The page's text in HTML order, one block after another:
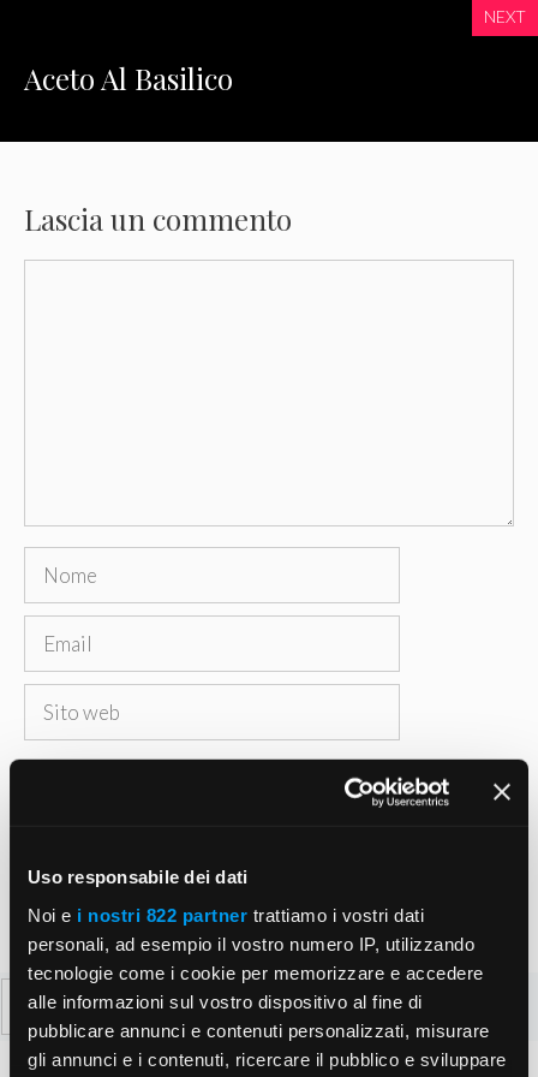
Uso responsabile dei dati
Noi e i nostri 822 partner trattiamo i vostri dati
personali, ad esempio il vostro numero IP, utilizzando
tecnologie come i cookie per memorizzare e accedere
alle informazioni sul vostro dispositivo al fine di
pubblicare annunci e contenuti personalizzati, misurare
gli annunci e i contenuti, ricercare il pubblico e sviluppare
NEXT
Aceto Al Basilico
Lascia un commento
Nome
Email
Sito
browser per la prossima volta che commento.
Ricerca
per: